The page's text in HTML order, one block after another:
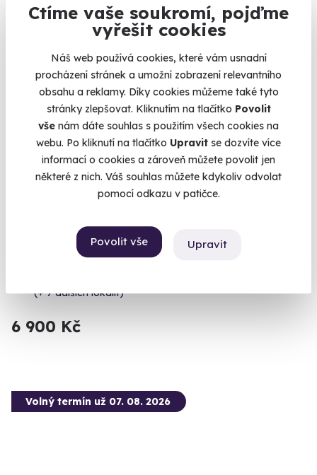
Ctíme vaše soukromí, pojďme
vyřešit cookies
Náš web používá cookies, které vám usnadní
procházení stránek a umožní zobrazení relevantního
obsahu a reklamy. Díky cookies můžeme také tyto
stránky zlepšovat. Kliknutím na tlačítko Povolit
vše nám dáte souhlas s použitím všech cookies na
webu. Po kliknutí na tlačítko Upravit se dozvíte více
informací o cookies a zároveň můžete povolit jen
některé z nich. Váš souhlas můžete kdykoliv odvolat
pomocí odkazu v patičce.
Povolit vše Upravit
14 490 Kč
Doporučujeme
Pilotem na zkoušku - privátní let
Dopřejte si privátní lekci létání v oblacích.
(+ 7 dalších lokalit)
6 900 Kč
Volný termín už 07. 08. 2026